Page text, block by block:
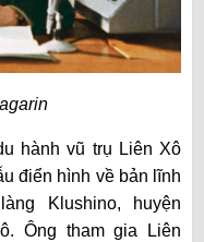
hành vũ trụ Liên Xô
điển hình về bản lĩnh
Klushino, huyện
Ông tham gia Liên